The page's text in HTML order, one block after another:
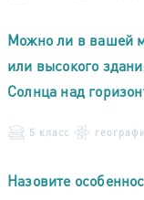
Можно ли в вашей
или высокого
Солнца над
5 класс
Назовите